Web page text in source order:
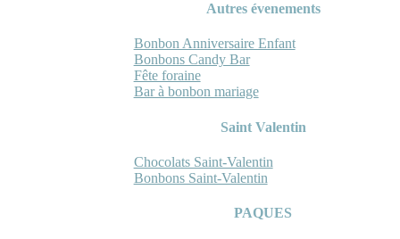
Autres évenements
Bonbon Anniversaire Enfant
Bonbons Candy Bar
Fête foraine
Bar à bonbon mariage
Saint Valentin
Chocolats Saint-Valentin
Bonbons Saint-Valentin
PAQUES